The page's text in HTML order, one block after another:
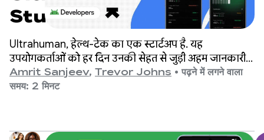
Studio में Gemini की मदद से,
सुविधाएं 15% तेज़ी से लॉन्च कीं
Ultrahuman, हेल्थ-टेक का एक स्टार्टअप है. यह
उपयोगकर्ताओं को हर दिन उनकी सेहत से जुड़ी अहम जानकारी
देता है. यह जानकारी, कंपनी के पहनने लायक डिवाइसों से मिले
बायोमेट्रिक डेटा के आधार पर दी जाती है. जैसे, RING Air और
Amrit Sanjeev, Trevor Johns • पढ़ने में लगने वाला
समय: 2 मिनट